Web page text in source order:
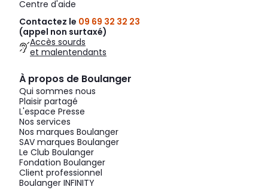
Centre d'aide
Contactez le 09 69 32 32 23
(appel non surtaxé)
Accès sourds
et malentendants
À propos de Boulanger
Qui sommes nous
Plaisir partagé
L'espace Presse
Nos services
Nos marques Boulanger
SAV marques Boulanger
Le Club Boulanger
Fondation Boulanger
Client professionnel
Boulanger INFINITY